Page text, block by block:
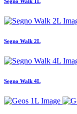
Segno Walk 2L
Segno Walk 4L